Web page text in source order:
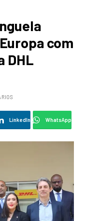
com
DHL
LinkedIn WhatsApp